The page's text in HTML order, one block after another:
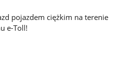
pojazdem ciężkim na terenie
e-Toll!